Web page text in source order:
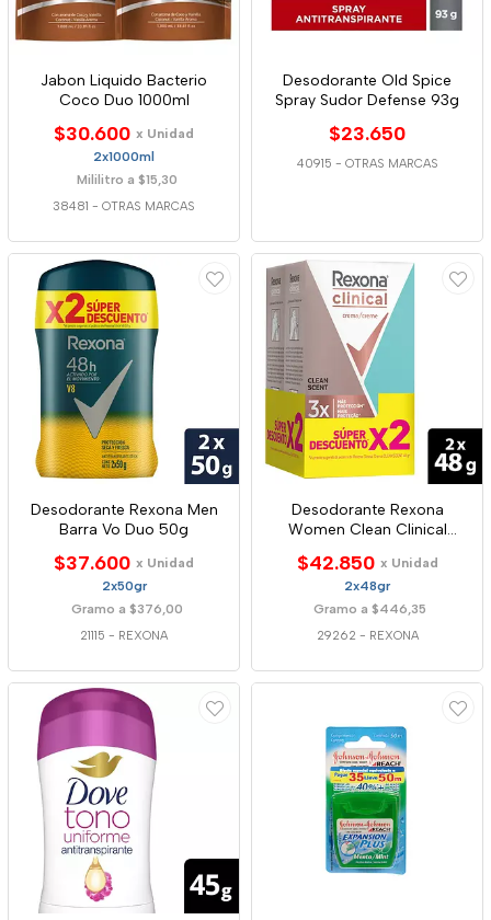
Jabon Liquido Bacterio
Coco Duo 1000ml
$30.600 x Unidad
2x1000ml
Mililitro a $15,30
38481 - OTRAS MARCAS
Desodorante Old Spice
Spray Sudor Defense 93g
$23.650
40915 - OTRAS MARCAS
Desodorante Rexona Men
Barra Vo Duo 50g
$37.600 x Unidad
2x50gr
Gramo a $376,00
21115 - REXONA
Desodorante Rexona
Women Clean Clinical
$42.850 x Unidad
2x48gr
Gramo a $446,35
29262 - REXONA